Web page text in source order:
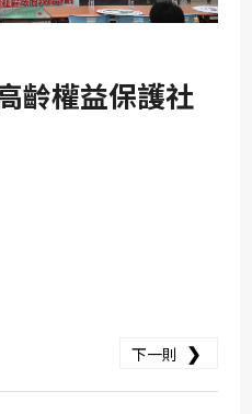
齡權益保護社
下一則 ❯